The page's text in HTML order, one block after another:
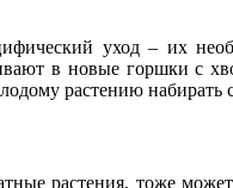
уход – их
в новые горшки с
растению набирать
растения, тоже